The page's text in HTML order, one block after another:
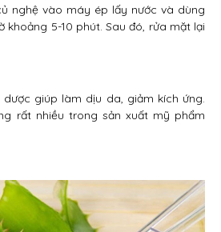
nghệ vào máy ép lấy nước và dùng
khoảng 5-10 phút. Sau đó, rửa mặt lại
giúp làm dịu da, giảm kích ứng.
rất nhiều trong sản xuất mỹ phẩm